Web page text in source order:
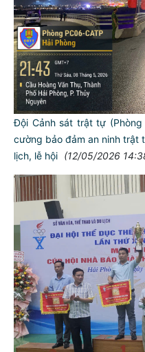
Đội Cảnh sát trật tự (Phòng
cường bảo đảm an ninh trật
lịch, lễ hội (12/05/2026